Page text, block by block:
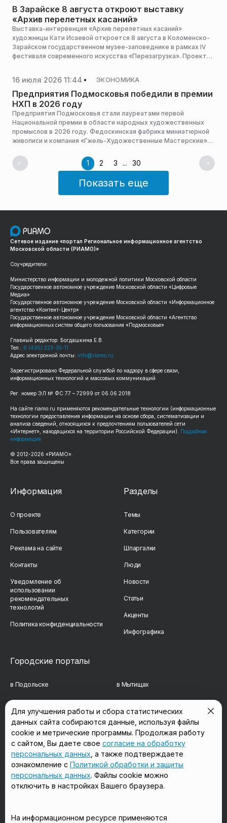
В Зарайске 8 августа откроют выставку
«Архив перелетных касаний»
Выставка-интервенция «Архив перелетных касаний»
художницы Кати Исаевой откроется 8 августа в Коломенско-
Зарайском государственном музее-заповеднике в рамках IV
фестиваля современного искусства «Перезагрузка». Проект
туризма Московской области.
16 июля 2026 11:44 ЭКОНОМИКА
Предприятия Подмосковья победили в премии
НХП в 2026 году
Предприятия Подмосковья стали лауреатами первой
Национальной премии в области народных художественных
промыслов в 2026 году. Федоскинская фабрика миниатюрной
живописи и компания «Гжель-Художественные Мастерские»
Мининвеста региона.
1 2 3 ... 30
Показать еще
Сетевое издание «портал Региональное информационное агентство
Московской области (РИАМО)»
Соучредители:
Министерство информации и молодежной политики Московской области
Государственное автономное учреждение Московской области «Цифровые
Медиа»
Государственное автономное учреждение Московской области «Информационное
агентство «Контент-Центр»
Государственное автономное учреждение Московской области «Агентство
информационных систем общего пользования «Подмосковье»
Главный редактор: Богдашкина Е.В.
Тел.: 8 (495) 223-35-11
Адрес электронной почты: info@riamo.ru
Зарегистрировано Федеральной службой по надзору в сфере связи,
информационных технологий и массовых коммуникаций
Рег. номер ЭЛ № ФС 77 – 72999 от 06.06.2018
На сайте riamo.ru применяются рекомендательные технологии (информационные
технологии предоставления информации на основе сбора, систематизации и
анализа сведений, относящихся к предпочтениям пользователей сети
«Интернет», находящихся на территории Российской Федерации). Подробная
информация
© 2012-2026 «РИАМО».
Все права защищены
Информация
О проекте
Пользователям
Реклама на сайте
Контакты
Уведомление об
использовании
рекомендательных
технологий
Политика конфиденциальности
Разделы
Темы
Категории
Шпаргалки
Люди
Новости
Статьи
Акценты
Инфографика
Городские порталы
в Подольске в Мытищах
в Сергиевом Посаде в Люберцах
в Красногорске в Королёве
в Домодедово в Щёлково
Мы в соцсетях
Для улучшения работы и сбора статистических
данных сайта собираются данные, используя файлы
cookie и метрические программы. Продолжая работу
с сайтом, Вы даете свое согласие на обработку
персональных данных , а также подтверждаете
ознакомление с Политикой обработки и защиты
персональных данных. Файлы cookie можно
отключить в настройках Вашего браузера.
На информационном ресурсе применяются